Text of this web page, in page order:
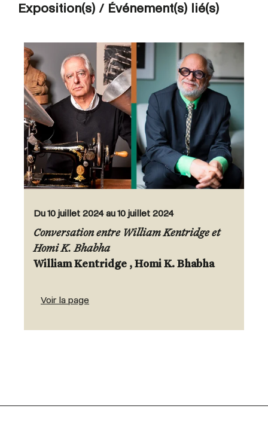
Exposition(s) / Événement(s) lié(s)
Conversation entre William Kentridge et
Homi K. Bhabha
William Kentridge , Homi K. Bhabha
Du 10 juillet 2024 au 10 juillet 2024
Voir la page